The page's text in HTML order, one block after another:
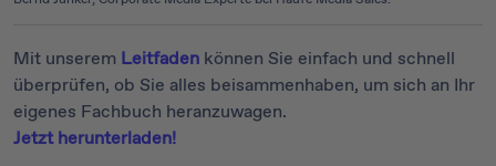
Mit unserem Leitfaden können Sie einfach und schnell
überprüfen, ob Sie alles beisammenhaben, um sich an Ihr
eigenes Fachbuch heranzuwagen.
Jetzt herunterladen!